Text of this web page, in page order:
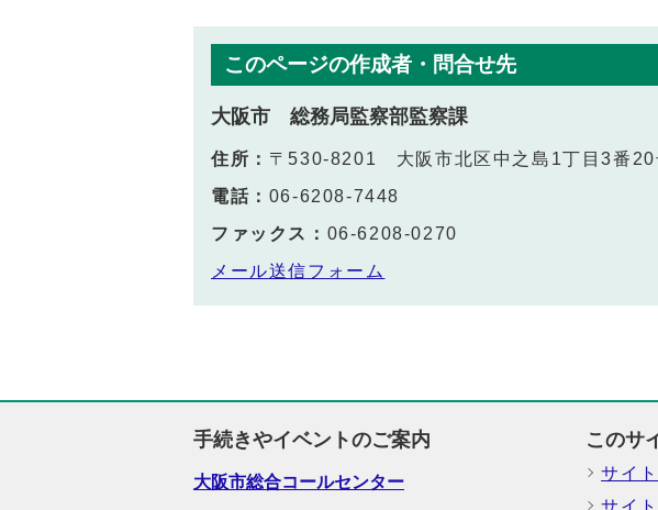
このページの作成者・問合せ先
大阪市 総務局監察部監察課
住所： 〒530-8201 大阪市北区中之島1丁目3番20
電話： 06-6208-7448
ファックス： 06-6208-0270
メール送信フォーム
手続きやイベントのご案内
大阪市総合コールセンター
このサ
サイ